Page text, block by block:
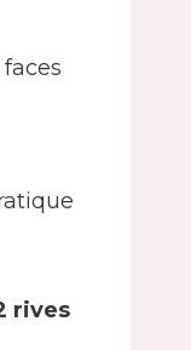
rives